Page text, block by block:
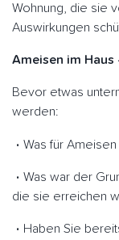
Wohnung, die sie
Auswirkungen
Ameisen im Haus
Bevor etwas
werden:
Was für Ameisen
Was war der
die sie erreichen
Haben Sie